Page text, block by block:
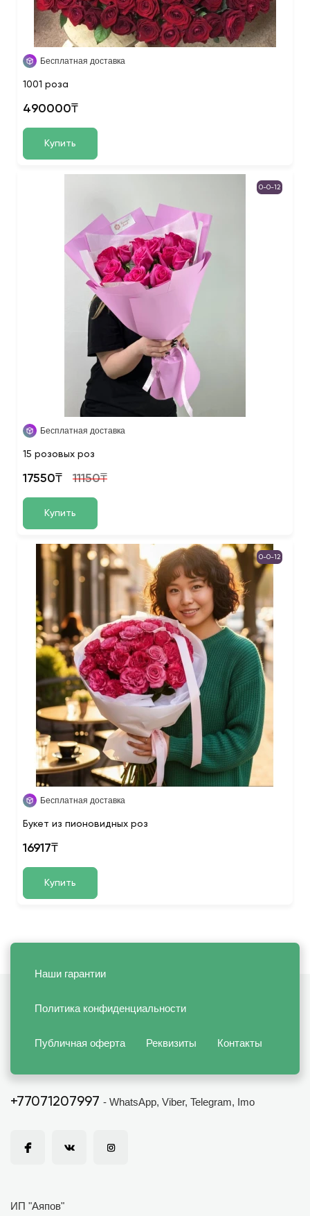
Бесплатная доставка
1001 роза
490000₸
Купить
0-0-12
Бесплатная доставка
15 розовых роз
17550₸ 11150₸
Купить
0-0-12
Бесплатная доставка
Букет из пионовидных роз
16917₸
Купить
Наши гарантии
Политика конфиденциальности
Публичная оферта Реквизиты Контакты
+77071207997 - WhatsApp, Viber, Telegram, Imo
ИП "Аяпов"